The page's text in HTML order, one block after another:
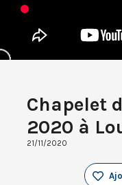
Chapelet
2020 à
21/11/2020